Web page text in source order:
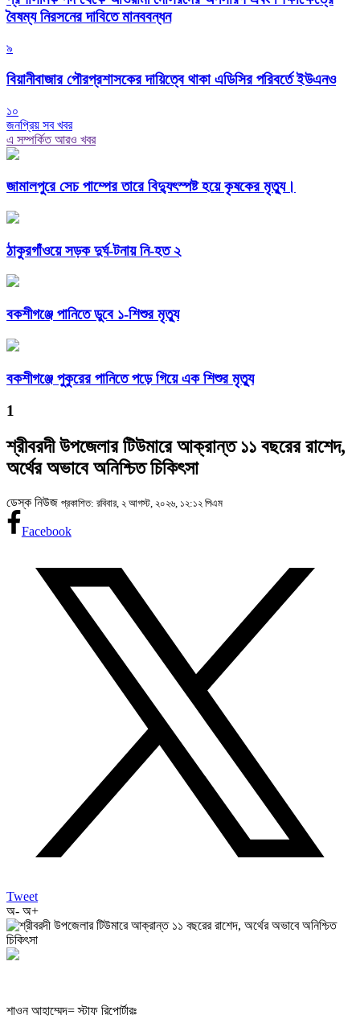
বৈষম্য নিরসনের দাবিতে মানববন্ধন
৯
বিয়ানীবাজার পৌরপ্রশাসকের দায়িত্বে থাকা এডিসির পরিবর্তে ইউএনও
১০
জনপ্রিয় সব খবর
এ সম্পর্কিত আরও খবর
জামালপুরে সেচ পাম্পের তারে বিদ্যুৎস্পষ্ট হয়ে কৃষকের মৃত্যু।
ঠাকুরগাঁওয়ে সড়ক দুর্ঘ-টনায় নি-হত ২
বকশীগঞ্জে পানিতে ডুবে ১-শিশুর মৃত্যু
বকশীগঞ্জে পুকুরের পানিতে পড়ে গিয়ে এক শিশুর মৃত্যু
1
শ্রীবরদী উপজেলার টিউমারে আক্রান্ত ১১ বছরের রাশেদ,
অর্থের অভাবে অনিশ্চিত চিকিৎসা
ডেস্ক নিউজ প্রকাশিত: রবিবার, ২ আগস্ট, ২০২৬, ১২:১২ পিএম
Facebook
Tweet
অ- অ+
শাওন আহাম্মেদ= স্টাফ রিপোর্টারঃ